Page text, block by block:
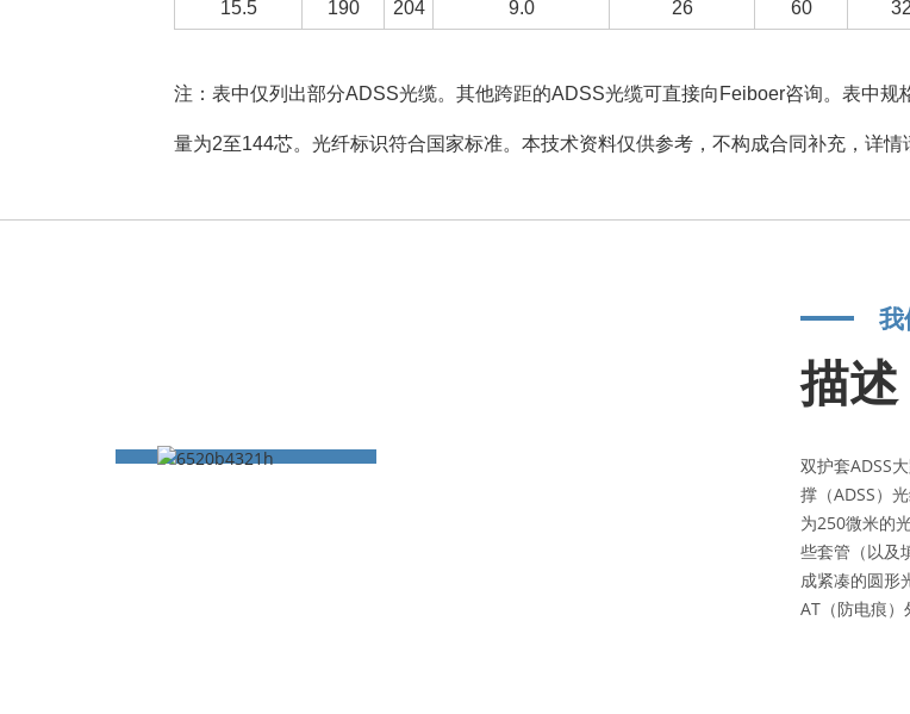
15.5 190 204 9.0 26 60
注：表中仅列出部分ADSS光缆。其他跨距的ADSS光缆可直接向Feiboer咨询。表中
量为2至144芯。光纤标识符合国家标准。本技术资料仅供参考，不构成合同补充，详情
描述
双护套ADSS
撑（ADSS）
为250微米的
些套管（以及
成紧凑的圆形
AT（防电痕）